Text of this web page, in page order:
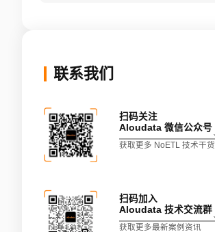
联系我们
扫码关注
Aloudata 微信公众号
获取更多 NoETL 技术干货
扫码加入
Aloudata 技术交流群
获取更多最新案例资讯